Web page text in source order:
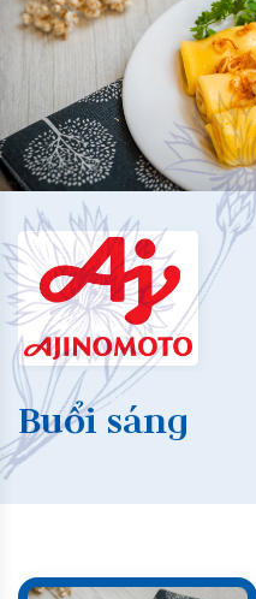
Buổi sáng